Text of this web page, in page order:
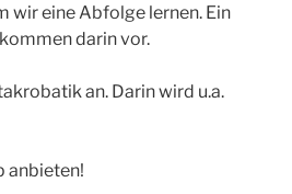
wir eine Abfolge lernen. Ein
darin vor.
an. Darin wird u.a.
anbieten!